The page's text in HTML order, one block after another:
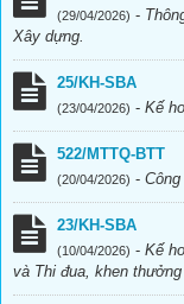
(29/04/2026) -
Xây dựng.
25/KH-SBA
(23/04/2026) - Kế
522/MTTQ-BTT
(20/04/2026) -
23/KH-SBA
(10/04/2026) - Kế
và Thi đua, khen thưởng